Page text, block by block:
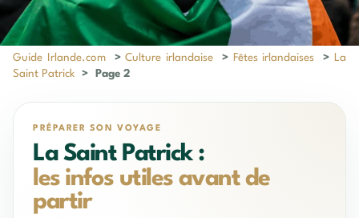
Guide Irlande.com >Culture irlandaise > Fêtes irlandaises > La
Saint Patrick
> Page 2
PRÉPARER SON VOYAGE
La Saint Patrick :
les infos utiles avant de
partir